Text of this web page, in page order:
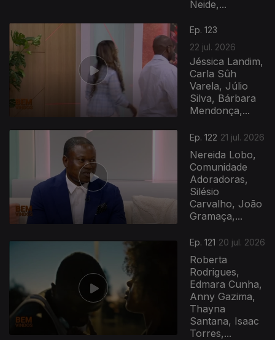
Neide,...
Ep. 123
22 jul. 2026
Jéssica Landim,
Carla Sûh
Varela, Júlio
Silva, Bárbara
Mendonça,...
Ep. 122 21 jul. 2026
Nereida Lobo,
Comunidade
Adoradoras,
Silésio
Carvalho, João
Gramaça,...
Ep. 121 20 jul. 2026
Roberta
Rodrigues,
Edmara Cunha,
Anny Gazima,
Thayna
Santana, Isaac
Torres,...